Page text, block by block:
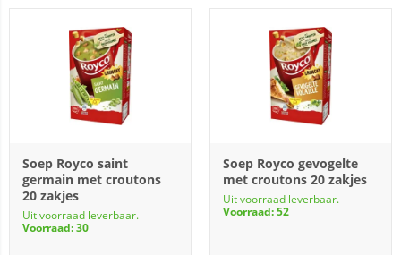
Soep Royco saint
germain met croutons
20 zakjes
Uit voorraad leverbaar.
Voorraad: 30
Soep Royco gevogelte
met croutons 20 zakjes
Uit voorraad leverbaar.
Voorraad: 52